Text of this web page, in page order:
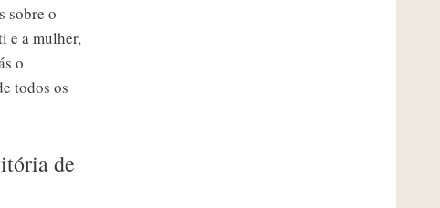
sobre o
e a mulher,
o
todos os
de